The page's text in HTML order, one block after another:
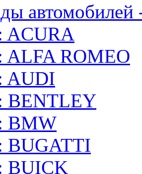
автомобилей
ACURA
ALFA ROMEO
AUDI
BENTLEY
BMW
BUGATTI
BUICK